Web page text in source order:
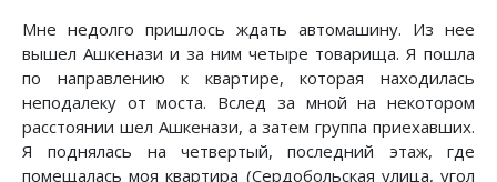
Мне недолго пришлось ждать автомашину. Из нее
вышел Ашкенази и за ним четыре товарища. Я пошла
по направлению к квартире, которая находилась
неподалеку от моста. Вслед за мной на некотором
расстоянии шел Ашкенази, а затем группа приехавших.
Я поднялась на четвертый, последний этаж, где
помещалась моя квартира (Сердобольская улица, угол